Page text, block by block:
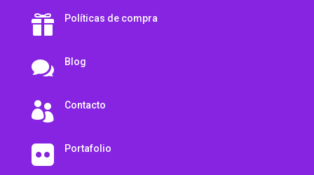
 Políticas de compra
 Blog
 Contacto
 Portafolio